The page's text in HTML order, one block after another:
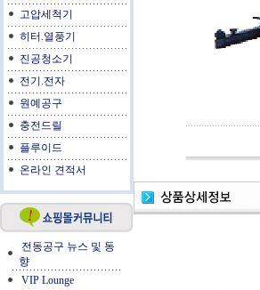
고압세척기
히터.열풍기
진공청소기
전기.전자
원예공구
충전드릴
플루이드
온라인 견적서
전동공구 뉴스 및 동
향
VIP Lounge